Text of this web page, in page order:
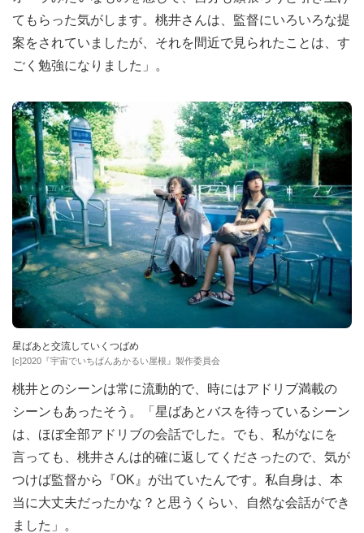
てもらった気がします。桃井さんは、監督にいろいろな提
案をされていましたが、それを間近で見られたことは、す
ごく勉強になりました」。
星ばあと交流していくつばめ
[c]2020『宇宙でいちばんあかるい屋根』製作委員会
桃井とのシーンは常に流動的で、時にはアドリブ満載の
シーンもあったそう。「星ばあとバスを待っているシーン
は、ほぼ全部アドリブの会話でした。でも、私がなにを
言っても、桃井さんは的確に返してくださったので、気が
つけば監督から『OK』が出ていたんです。私自身は、本
当に大丈夫だったかな？と思うくらい、自然な会話ができ
ました」。